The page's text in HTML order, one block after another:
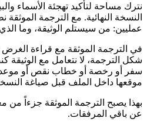
نترك مساحة لتأكيد تهجئة الأسماء
النسخة النهائية. مع الترجمة
عمليين: من سيستلم الوثيقة، وما
في الترجمة الموثقة مع قراءة الغرض
شكل الترجمة، لا نتعامل مع الوثيقة
سفر أو رخصة أو خطاب نقص أو موعد
موقعها داخل الملف قبل صياغة
بهذا يصبح الترجمة الموثقة جزءاً من
عن باقي المرفقات.